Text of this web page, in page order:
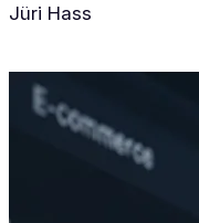
Jüri Hass